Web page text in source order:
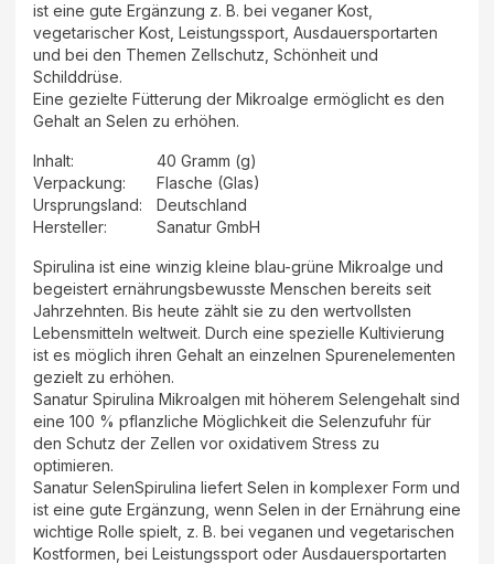
ist eine gute Ergänzung z. B. bei veganer Kost,
vegetarischer Kost, Leistungssport, Ausdauersportarten
und bei den Themen Zellschutz, Schönheit und
Schilddrüse.
Eine gezielte Fütterung der Mikroalge ermöglicht es den
Gehalt an Selen zu erhöhen.
Inhalt:
40 Gramm (g)
Verpackung:
Flasche (Glas)
Ursprungsland:
Deutschland
Hersteller: Sanatur GmbH
Spirulina ist eine winzig kleine blau-grüne Mikroalge und
begeistert ernährungsbewusste Menschen bereits seit
Jahrzehnten. Bis heute zählt sie zu den wertvollsten
Lebensmitteln weltweit. Durch eine spezielle Kultivierung
ist es möglich ihren Gehalt an einzelnen Spurenelementen
gezielt zu erhöhen.
Sanatur Spirulina Mikroalgen mit höherem Selengehalt sind
eine 100 % pflanzliche Möglichkeit die Selenzufuhr für
den Schutz der Zellen vor oxidativem Stress zu
optimieren.
Sanatur SelenSpirulina liefert Selen in komplexer Form und
ist eine gute Ergänzung, wenn Selen in der Ernährung eine
wichtige Rolle spielt, z. B. bei veganen und vegetarischen
Kostformen, bei Leistungssport oder Ausdauersportarten